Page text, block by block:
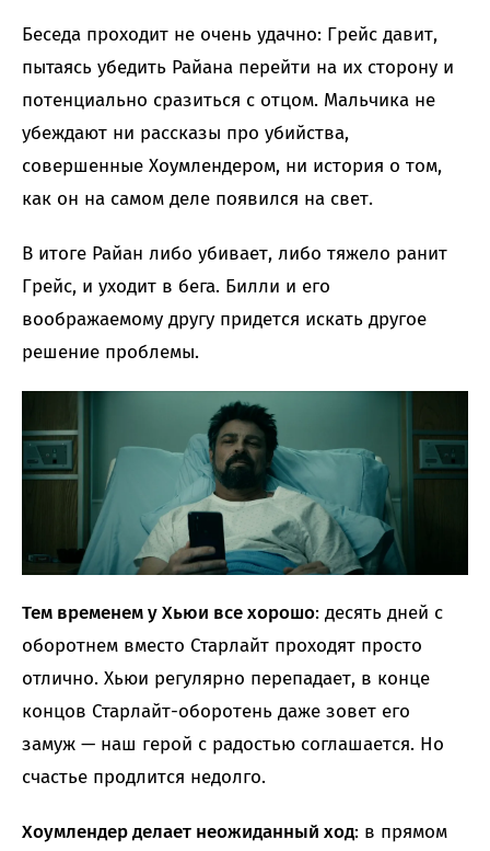
Беседа проходит не очень удачно: Грейс давит,
пытаясь убедить Райана перейти на их сторону и
потенциально сразиться с отцом. Мальчика не
убеждают ни рассказы про убийства,
совершенные Хоумлендером, ни история о том,
как он на самом деле появился на свет.
В итоге Райан либо убивает, либо тяжело ранит
Грейс, и уходит в бега. Билли и его
воображаемому другу придется искать другое
решение проблемы.
Тем временем у Хьюи все хорошо: десять дней с
оборотнем вместо Старлайт проходят просто
отлично. Хьюи регулярно перепадает, в конце
концов Старлайт-оборотень даже зовет его
замуж — наш герой с радостью соглашается. Но
счастье продлится недолго.
Хоумлендер делает неожиданный ход: в прямом